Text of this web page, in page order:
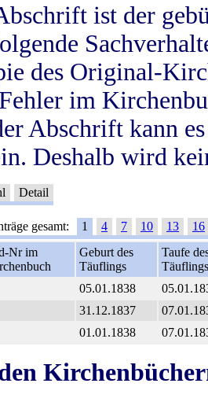
ist der
des Original-
im
Abschrift kann
Deshalb wird
Detail
gesamt: 1 4 7 10 13
16
Nr im
Geburt des
Täuflings
Taufe
Täuflings
05.01.1838
31.12.1837
01.01.1838